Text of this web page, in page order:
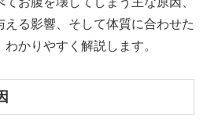
える影響、そして体質に合わせた
かりやすく解説します。